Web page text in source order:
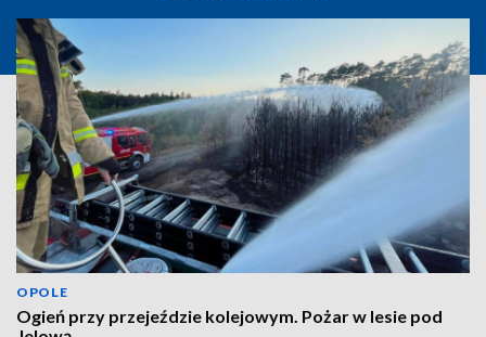
OPOLE
Ogień przy przejeździe kolejowym. Pożar w lesie pod